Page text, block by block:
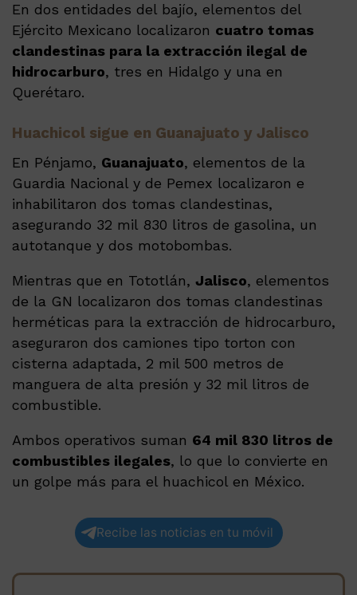
En dos entidades del bajío, elementos del
Ejército Mexicano localizaron cuatro tomas
clandestinas para la extracción ilegal de
hidrocarburo, tres en Hidalgo y una en
Querétaro.
Huachicol sigue en Guanajuato y Jalisco
En Pénjamo, Guanajuato, elementos de la
Guardia Nacional y de Pemex localizaron e
inhabilitaron dos tomas clandestinas,
asegurando 32 mil 830 litros de gasolina, un
autotanque y dos motobombas.
Mientras que en Tototlán, Jalisco, elementos
de la GN localizaron dos tomas clandestinas
herméticas para la extracción de hidrocarburo,
aseguraron dos camiones tipo torton con
cisterna adaptada, 2 mil 500 metros de
manguera de alta presión y 32 mil litros de
combustible.
Ambos operativos suman 64 mil 830 litros de
combustibles ilegales, lo que lo convierte en
un golpe más para el huachicol en México.
Recibe las noticias en tu móvil